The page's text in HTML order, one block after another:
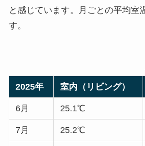
と感じています。月ごとの平均室
す。
2025年 室内（リビング）
6月 25.1℃
7月 25.2℃